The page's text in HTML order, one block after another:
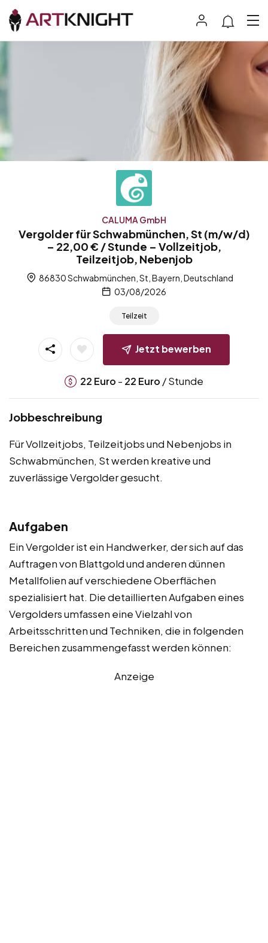
CALUMA GmbH
Vergolder für Schwabmünchen, St (m/w/d)
– 22,00 € / Stunde – Vollzeitjob,
Teilzeitjob, Nebenjob
86830 Schwabmünchen, St, Bayern, Deutschland
03/08/2026
Teilzeit
Jetzt bewerben
22 Euro - 22 Euro / Stunde
Jobbeschreibung
Für Vollzeitjobs, Teilzeitjobs und Nebenjobs in
Schwabmünchen, St werden kreative und
zuverlässige Vergolder gesucht.
Aufgaben
Ein Vergolder ist ein Handwerker, der sich auf das
Auftragen von Blattgold und anderen dünnen
Metallfolien auf verschiedene Oberflächen
spezialisiert hat. Die detaillierten Aufgaben eines
Vergolders umfassen eine Vielzahl von
Arbeitsschritten und Techniken, die in folgenden
Bereichen zusammengefasst werden können:
Anzeige